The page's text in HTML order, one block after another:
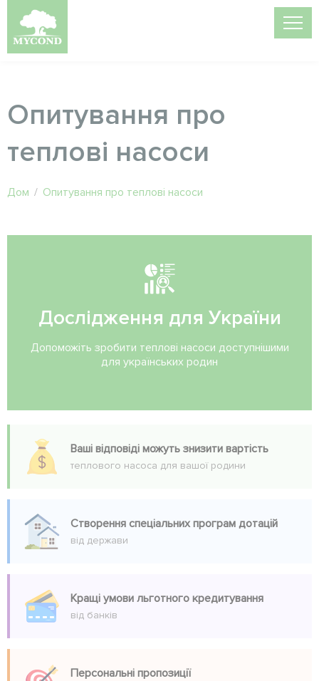
Опитування про
теплові насоси
Дом / Опитування про теплові насоси
Дослідження для України
Допоможіть зробити теплові насоси доступнішими
для українських родин
Ваші відповіді можуть знизити вартість
теплового насоса для вашої родини
Створення спеціальних програм дотацій
від держави
Кращі умови льготного кредитування
від банків
Персональні пропозиції